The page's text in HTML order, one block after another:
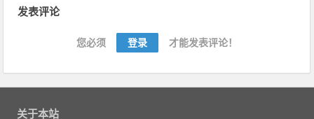
发表评论
您必须 登录 才能发表评论！
关于本站